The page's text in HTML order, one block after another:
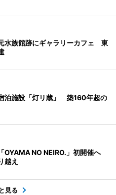
水族館跡にギャラリーカフェ 東
泊施設「灯リ蔵」 築160年超の
OYAMA NO NEIRO.」初開催へ
越え
見る